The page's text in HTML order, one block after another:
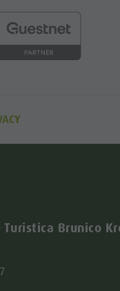
Turistica Brunico